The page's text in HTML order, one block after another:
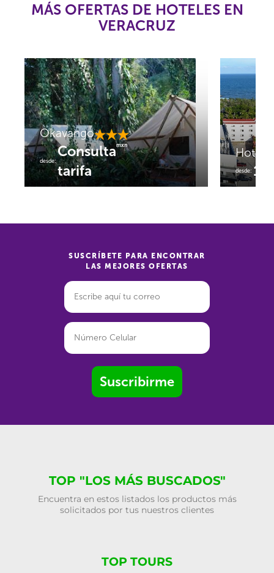
MÁS OFERTAS DE HOTELES EN
VERACRUZ
Okavango
desde:
Consulta
tarifa
mxn
Hotel
desde:
SUSCRÍBETE PARA ENCONTRAR
LAS MEJORES OFERTAS
Suscribirme
TOP "LOS MÁS BUSCADOS"
Encuentra en estos listados los productos más
solicitados por tus nuestros clientes
TOP TOURS